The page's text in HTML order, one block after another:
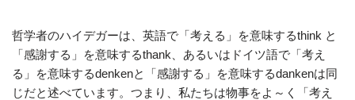
哲学者のハイデガーは、英語で「考える」を意味するthink と
「感謝する」を意味するthank、あるいはドイツ語で「考え
る」を意味するdenkenと「感謝する」を意味するdankenは同
じだと述べています。つまり、私たちは物事をよ～く「考え